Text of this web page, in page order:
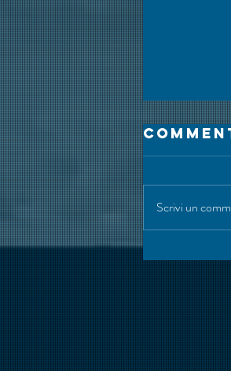
Scrivi un